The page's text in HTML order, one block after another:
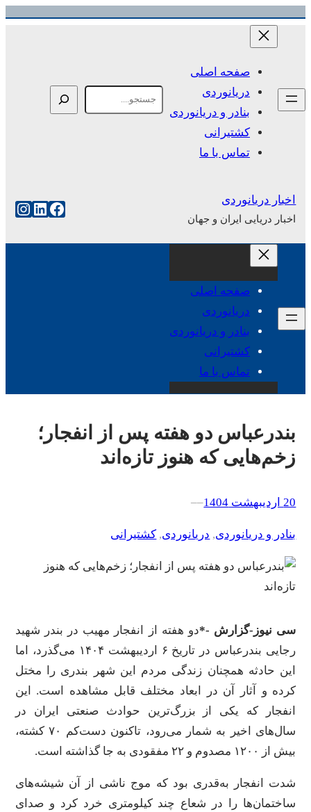
رفتن
صفحه اصلی
دریانوردی
بنادر و دریانوردی
کشتیرانی
تماس با ما
اخبار دریانوردی
اخبار دریایی ایران و جهان
فیس‌بوک
صفحه اصلی
دریانوردی
بنادر و دریانوردی
کشتیرانی
تماس با ما
بندرعباس دو هفته پس از انفجار؛
زخم‌هایی که هنوز تازه‌اند
20 اردیبهشت 1404 –
–
بنادر و دریانوردی, دریانوردی, کشتیرانی
سی نیوز-گزارش -*دو هفته از انفجار مهیب در بندر شهید
رجایی بندرعباس در تاریخ ۶ اردیبهشت ۱۴۰۴ می‌گذرد، اما
این حادثه همچنان زندگی مردم این شهر بندری را مختل
کرده و آثار آن در ابعاد مختلف قابل مشاهده است. این
انفجار که یکی از بزرگ‌ترین حوادث صنعتی ایران در
سال‌های اخیر به شمار می‌رود، تاکنون دست‌کم ۷۰ کشته،
بیش از ۱۲۰۰ مصدوم و ۲۲ مفقودی به جا گذاشته است.
شدت انفجار به‌قدری بود که موج ناشی از آن شیشه‌های
ساختمان‌ها را در شعاع چند کیلومتری خرد کرد و صدای